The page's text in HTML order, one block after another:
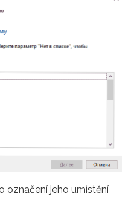
označení jeho umístění